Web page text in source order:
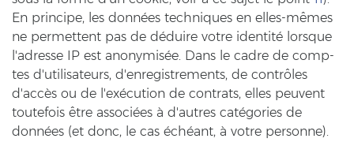
En prin­ci­pe, les données tech­ni­ques en elles-​mêmes
ne per­met­tent pas de déduire votre identité lorsque
l'adres­se IP est anonymisée. Dans le cadre de comp­
tes d'uti­li­sa­teurs, d'en­re­gis­tre­ments, de contrôles
d'accès ou de l'exécution de cont­rats, elles peu­vent
tou­te­fois être associées à d'autres catégories de
données (et donc, le cas échéant, à votre per­son­ne).